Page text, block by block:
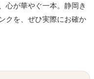
心が華やぐ一本。静岡き
クを、ぜひ実際にお確か